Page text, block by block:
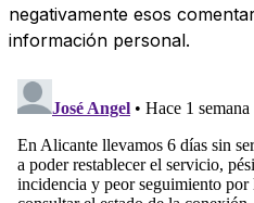
negativamente esos
información personal.